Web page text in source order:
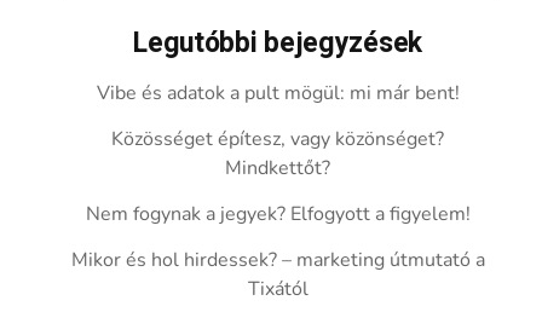
Legutóbbi bejegyzések
Vibe és adatok a pult mögül: mi már bent!
Közösséget építesz, vagy közönséget?
Mindkettőt?
Nem fogynak a jegyek? Elfogyott a figyelem!
Mikor és hol hirdessek? – marketing útmutató a
Tixától